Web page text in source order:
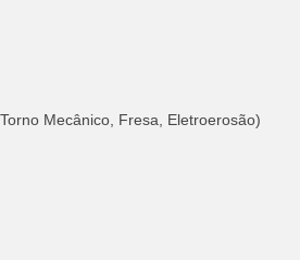
Mecânico, Fresa, Eletroerosão)